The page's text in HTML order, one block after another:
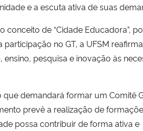
e a escuta ativa de suas
de “Cidade Educadora”,
no GT, a UFSM
pesquisa e inovação às
que demandará formar um Comitê
prevê a realização de
possa contribuir de forma ativa e